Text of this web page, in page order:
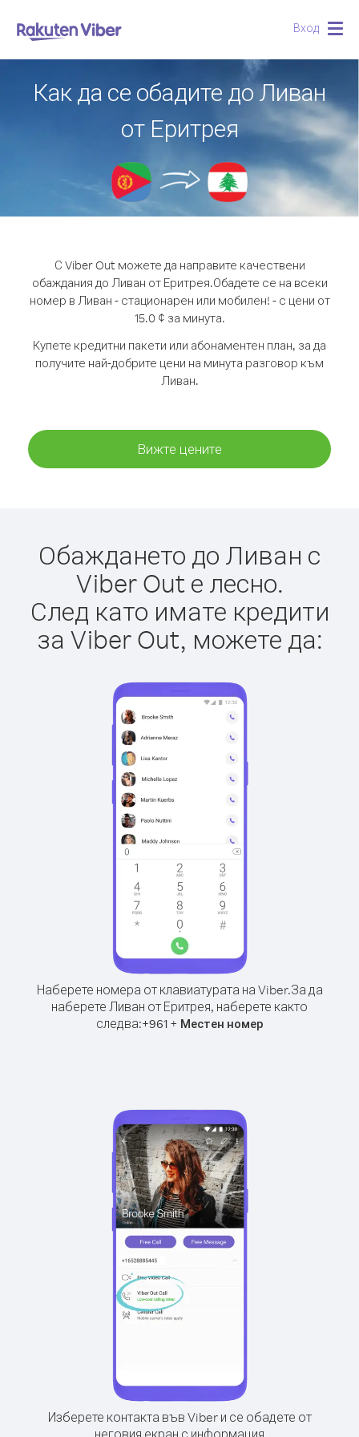
Вход
Как да се обадите до Ливан
от Еритрея
С Viber Out можете да направите качествени
обаждания до Ливан от Еритрея.Обадете се на всеки
номер в Ливан - стационарен или мобилен! - с цени от
15.0 ¢ за минута.
Купете кредитни пакети или абонаментен план, за да
получите най-добрите цени на минута разговор към
Ливан.
Вижте цените
Обаждането до Ливан с
Viber Out е лесно.
След като имате кредити
за Viber Out, можете да:
Наберете номера от клавиатурата на Viber.За да
наберете Ливан от Еритрея, наберете както
следва:+961+ Местен номер
Изберете контакта във Viber и се обадете от
неговия екран с информация